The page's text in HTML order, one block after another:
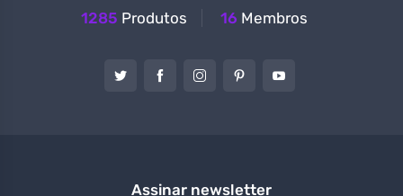
1285 Produtos 16 Membros
Assinar newsletter